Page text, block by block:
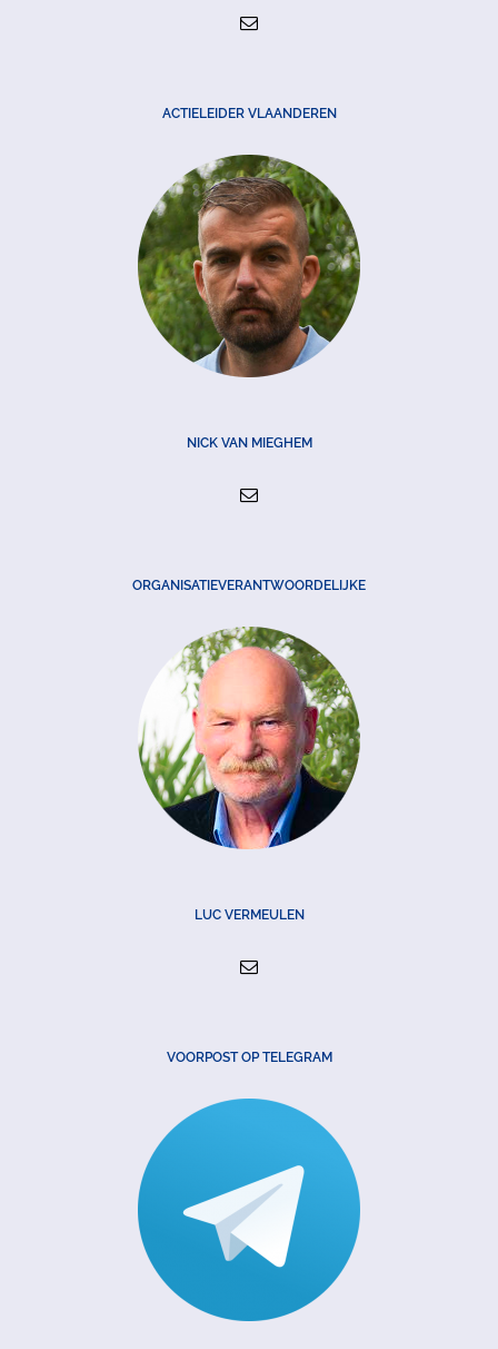
ACTIELEIDER VLAANDEREN
NICK VAN MIEGHEM
ORGANISATIEVERANTWOORDELIJKE
LUC VERMEULEN
VOORPOST OP TELEGRAM